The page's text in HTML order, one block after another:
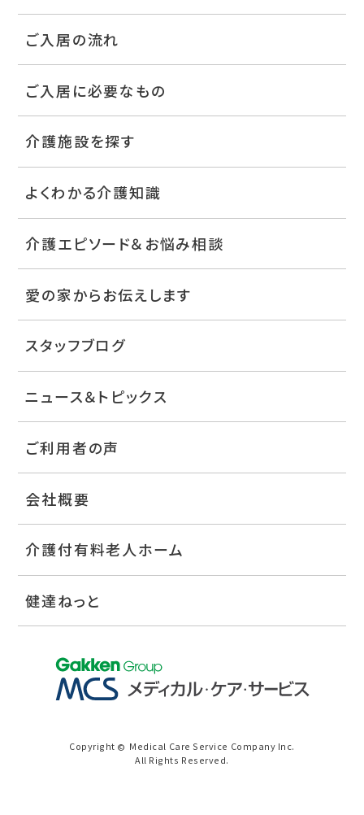
ご入居の流れ
ご入居に必要なもの
介護施設を探す
よくわかる介護知識
介護エピソード＆お悩み相談
愛の家からお伝えします
スタッフブログ
ニュース＆トピックス
ご利用者の声
会社概要
介護付有料老人ホーム
健達ねっと
Copyright © Medical Care Service Company Inc.
All Rights Reserved.